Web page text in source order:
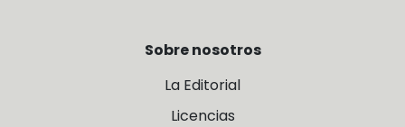
Sobre nosotros
La Editorial
Licencias